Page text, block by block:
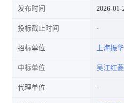
发布时间 2026-01-
投标截止时间
招标单位 上海振
中标单位 吴江红
代理单位